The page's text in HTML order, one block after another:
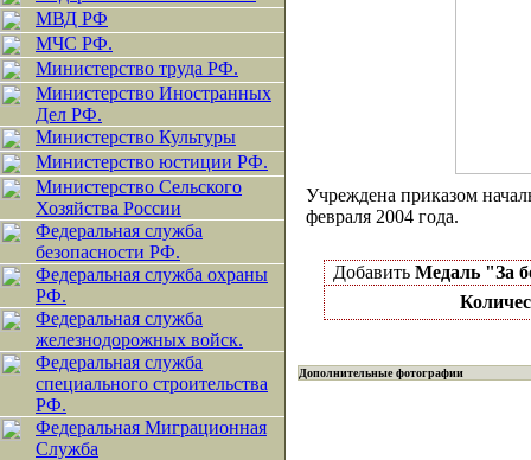
МВД РФ
МЧС РФ.
Министерство труда РФ.
Министерство Иностранных
Дел РФ.
Министерство Культуры
Министерство юстиции РФ.
Министерство Сельского
Хозяйства России
Федеральная служба
безопасности РФ.
Федеральная служба охраны
РФ.
Федеральная служба
железнодорожных войск.
Федеральная служба
специального строительства
РФ.
Федеральная Миграционная
Служба
Учреждена приказом
февраля 2004 года.
Добавить Медаль "За
Дополнительные фотографии